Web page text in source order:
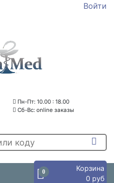
Войти
Пн-Пт: 10.00 : 18.00
Сб-Вс: online заказы
0
Корзина
0 руб